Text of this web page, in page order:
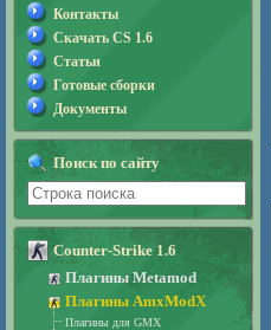
Контакты
Скачать CS 1.6
Статьи
Готовые сборки
Документы
Поиск по сайту
Counter-Strike 1.6
Плагины Metamod
Плагины AmxModX
Плагины для GMX